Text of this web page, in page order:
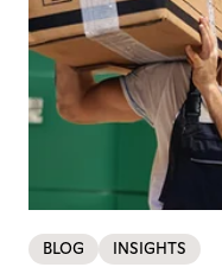
BLOG INSIGHTS